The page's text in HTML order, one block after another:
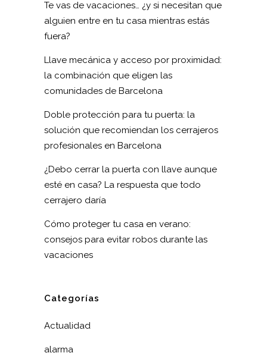
Te vas de vacaciones… ¿y si necesitan que
alguien entre en tu casa mientras estás
fuera?
Llave mecánica y acceso por proximidad:
la combinación que eligen las
comunidades de Barcelona
Doble protección para tu puerta: la
solución que recomiendan los cerrajeros
profesionales en Barcelona
¿Debo cerrar la puerta con llave aunque
esté en casa? La respuesta que todo
cerrajero daría
Cómo proteger tu casa en verano:
consejos para evitar robos durante las
vacaciones
Categorías
Actualidad
alarma